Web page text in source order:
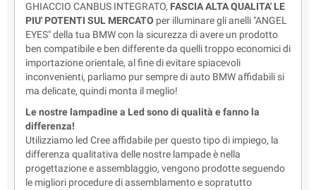
GHIACCIO CANBUS INTEGRATO, FASCIA ALTA QUALITA' LE
PIU' POTENTI SUL MERCATO per illuminare gli anelli "ANGEL
EYES" della tua BMW con la sicurezza di avere un prodotto
ben compatibile e ben differente da quelli troppo economici di
importazione orientale, al fine di evitare spiacevoli
inconvenienti, parliamo pur sempre di auto BMW affidabili si
ma delicate, quindi monta il meglio!
Le nostre lampadine a Led sono di qualità e fanno la
differenza!
Utilizziamo led Cree affidabile per questo tipo di impiego, la
differenza qualitativa delle nostre lampade è nella
progettazione e assemblaggio, vengono prodotte seguendo
le migliori procedure di assemblamento e sopratutto